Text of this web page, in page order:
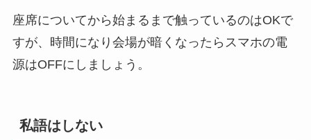
座席についてから始まるまで触っているのはOKで
すが、時間になり会場が暗くなったらスマホの電
源はOFFにしましょう。
私語はしない